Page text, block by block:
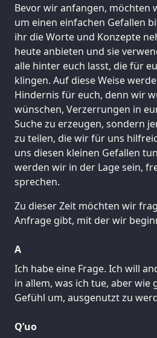
Bevor wir anfangen, möchten
um einen einfachen Gefallen
ihr die Worte und Konzepte
heute anbieten und sie
alle hinter euch lasst, die für
klingen. Auf diese Weise
Hindernis für euch, denn wir
wünschen, Verzerrungen in
Suche zu erzeugen, sondern
zu teilen, die wir für uns
uns diesen kleinen Gefallen
werden wir in der Lage sein,
sprechen.
Zu dieser Zeit möchten wir
Anfrage gibt, mit der wir
A
Ich habe eine Frage. Ich will
in allem, was ich tue, aber wie
Gefühl um, ausgenutzt zu
Q’uo